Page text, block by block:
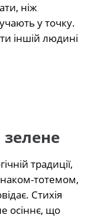
ніж
у точку.
іншій людині
традиції,
тотемом,
Стихія
осіннє, що